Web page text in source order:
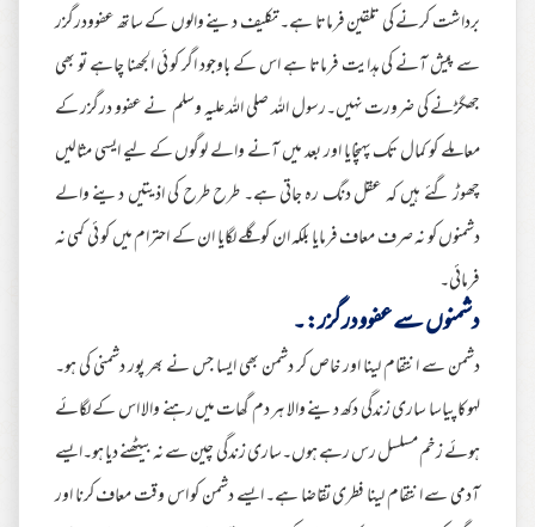
برداشت کرنے کی تلقین فرماتا ہے۔ تکلیف دینے والوں کے ساتھ عفوودرگزر
سے پیش آنے کی ہدایت فرماتا ہے اس کے باوجود اگر کو ئی الجھنا چاہے تو بھی
جھگڑنے کی ضرورت نہیں۔رسول اللہ صلی اللہ علیہ وسلم نے عفوو درگزر کے
معاملے کو کمال تک پہنچایا اور بعد میں آنے والے لوگوں کے لیے ایسی مثالیں
چھوڑ گئے ہیں کہ عقل دنگ رہ جاتی ہے۔ طرح طرح کی اذیتیں دینے والے
دشمنوں کو نہ صرف معاف فرمایا بلکہ ان کو گلے لگایا ان کے احترام میں کو ئی کمی نہ
فرمائی۔
دشمنوں سے عفوودرگزر:۔
دشمن سے انتقام لینا اور خاص کر دشمن بھی ایسا جس نے بھر پور دشمنی کی ہو۔
لہوکا پیاسا ساری زندگی دکھ دینے والا ہر دم گھات میں رہنے والا اس کے لگائے
ہوئے زخم مسلسل رس رہے ہوں۔ساری زندگی چین سے نہ بیٹھنے دیا ہو۔ایسے
آدمی سے انتقام لینا فطری تقاضا ہے۔ ایسے دشمن کو اس وقت معاف کرنا اور